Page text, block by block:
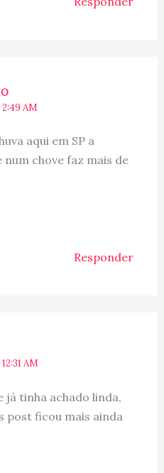
2:49 AM
aqui em SP a
num chove faz mais de
Responder
AM
já tinha achado linda,
post ficou mais ainda